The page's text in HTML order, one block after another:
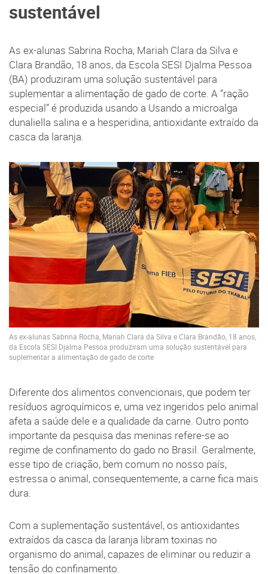
sustentável
As ex-alunas Sabrina Rocha, Mariah Clara da Silva e
Clara Brandão, 18 anos, da Escola SESI Djalma Pessoa
(BA) produziram uma solução sustentável para
suplementar a alimentação de gado de corte. A “ração
especial” é produzida usando a Usando a microalga
dunaliella salina e a hesperidina, antioxidante extraído da
casca da laranja.
As ex-alunas Sabrina Rocha, Mariah Clara da Silva e Clara Brandão, 18 anos,
da Escola SESI Djalma Pessoa produziram uma solução sustentável para
suplementar a alimentação de gado de corte
Diferente dos alimentos convencionais, que podem ter
resíduos agroquímicos e, uma vez ingeridos pelo animal
afeta a saúde dele e a qualidade da carne. Outro ponto
importante da pesquisa das meninas refere-se ao
regime de confinamento do gado no Brasil. Geralmente,
esse tipo de criação, bem comum no nosso país,
estressa o animal, consequentemente, a carne fica mais
dura.
Com a suplementação sustentável, os antioxidantes
extraídos da casca da laranja libram toxinas no
organismo do animal, capazes de eliminar ou reduzir a
tensão do confinamento.